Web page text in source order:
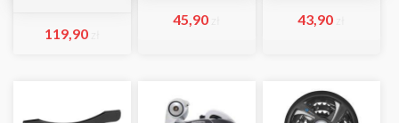
119,90
45,90 43,90